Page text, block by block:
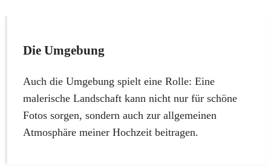
Die Umgebung
Auch die Umgebung spielt eine Rolle: Eine
malerische Landschaft kann nicht nur für schöne
Fotos sorgen, sondern auch zur allgemeinen
Atmosphäre meiner Hochzeit beitragen.